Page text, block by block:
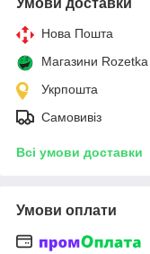
Нова Пошта
Магазини Rozetka
Укрпошта
Самовивіз
Всі умови доставки
Умови оплати